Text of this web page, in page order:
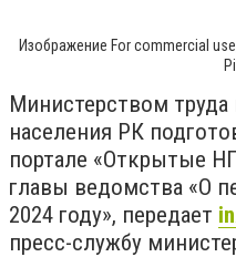
Изображение For commercial
Министерством
населения РК
портале «Открытые
главы ведомства «О
2024 году», передает
пресс-службу